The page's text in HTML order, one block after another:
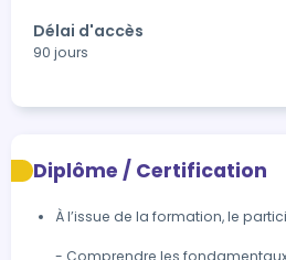
Délai d'accès
90 jours
Diplôme / Certification
À l’issue de la formation, le
- Comprendre les